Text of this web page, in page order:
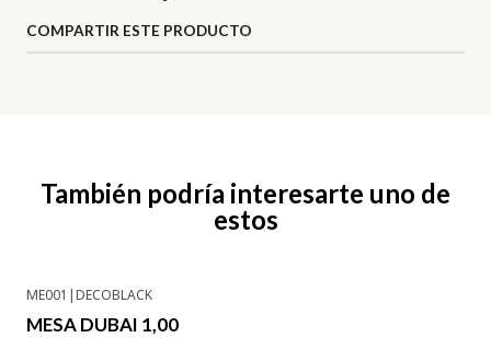
COMPARTIR ESTE PRODUCTO
También podría interesarte uno de
estos
ME001 |DECOBLACK
MESA DUBAI 1,00